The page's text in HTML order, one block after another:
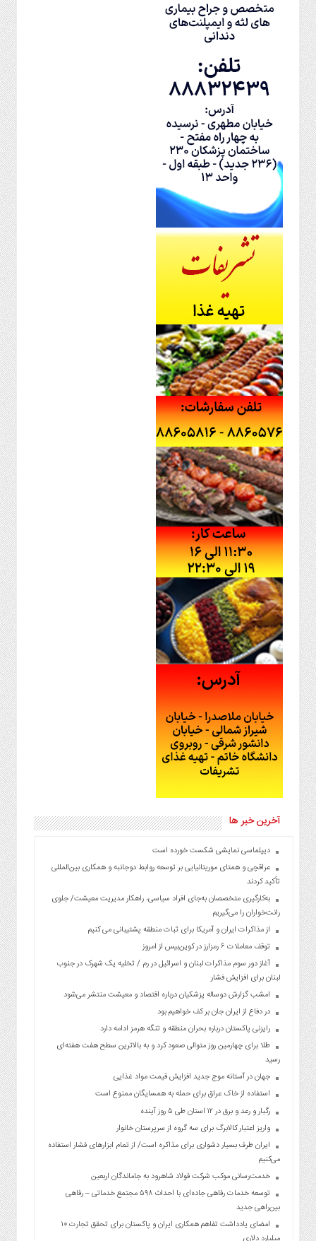
آخرین خبر ها
دیپلماسی نمایشی شکست خورده است
عراقچی و همتای موریتانیایی بر توسعه روابط دوجانبه و همکاری بین‌المللی
تأکید کردند
به‌کارگیری متخصصان به‌جای افراد سیاسی، راهکار مدیریت معیشت/ جلوی
رانت‌خواران را می‌گیریم
از مذاکرات ایران و آمریکا برای ثبات منطقه پشتیبانی می کنیم
توقف معاملات ۶ رمزارز در کوین‌بیس از امروز
آغاز دور سوم مذاکرات لبنان و اسرائیل در رم / تخلیه یک شهرک در جنوب
لبنان برای افزایش فشار
امشب گزارش دوساله پزشکیان درباره اقتصاد و معیشت منتشر می‌شود
در دفاع از ایران جان بر کف خواهیم بود
رایزنی پاکستان درباره بحران منطقه و تنگه هرمز ادامه دارد
طلا برای چهارمین روز متوالی صعود کرد و به بالاترین سطح هفت هفته‌ای
رسید
جهان در آستانه موج جدید افزایش قیمت مواد غذایی
استفاده از خاک عراق برای حمله به همسایگان ممنوع است
رگبار و رعد و برق در ۱۲ استان طی ۵ روز آینده
واریز اعتبار کالابرگ برای سه گروه از سرپرستان خانوار
ایران طرف بسیار دشواری برای مذاکره است/ از تمام ابزارهای فشار استفاده
می‌کنیم
خدمت‌رسانی موکب شرکت فولاد شاهرود به جاماندگان اربعین
توسعه خدمات رفاهی جاده‌ای با احداث ۵۹۸ مجتمع خدماتی – رفاهی
بین‌راهی جدید
امضای یادداشت تفاهم همکاری ایران و پاکستان برای تحقق تجارت ۱۰